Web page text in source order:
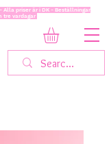
Alla priser är i DK - Beställningar
tre vardagar